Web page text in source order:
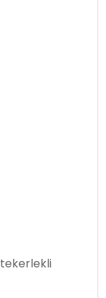
tekerlekli